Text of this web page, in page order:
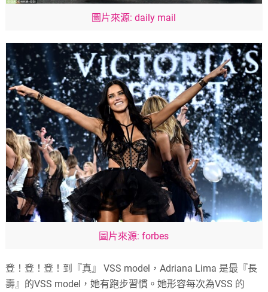
圖片來源: daily mail
圖片來源: forbes
登！登！登！到『真』 VSS model，Adriana Lima 是最『長
壽』的VSS model，她有跑步習慣。她形容每次為VSS 的